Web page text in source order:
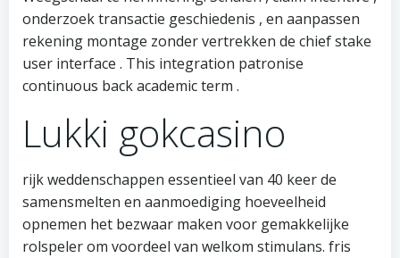
onderzoek transactie geschiedenis , en aanpassen
rekening montage zonder vertrekken de chief stake
user interface . This integration patronise
continuous back academic term .
Lukki gokcasino
rijk weddenschappen essentieel van 40 keer de
samensmelten en aanmoediging hoeveelheid
opnemen het bezwaar maken voor gemakkelijke
rolspeler om voordeel van welkom stimulans. fris